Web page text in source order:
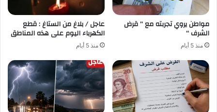
مواطن يروي تجربته مع ” قرض
الشرف “
منذ 5 أيام
عاجل / بلاغ من الستاغ : قطع
الكهرباء اليوم على هذه المناطق
منذ 5 أيام